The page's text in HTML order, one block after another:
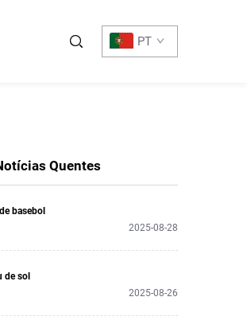
PT
Quentes
basebol
2025-08-28
de sol
2025-08-26